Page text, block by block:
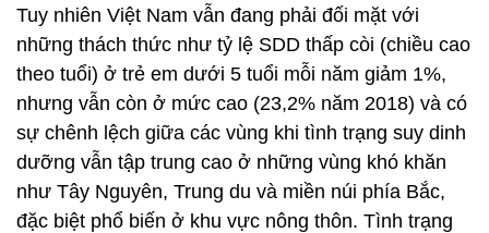
Tuy nhiên Việt Nam vẫn đang phải đối mặt với
những thách thức như tỷ lệ SDD thấp còi (chiều cao
theo tuổi) ở trẻ em dưới 5 tuổi mỗi năm giảm 1%,
nhưng vẫn còn ở mức cao (23,2% năm 2018) và có
sự chênh lệch giữa các vùng khi tình trạng suy dinh
dưỡng vẫn tập trung cao ở những vùng khó khăn
như Tây Nguyên, Trung du và miền núi phía Bắc,
đặc biệt phổ biến ở khu vực nông thôn. Tình trạng